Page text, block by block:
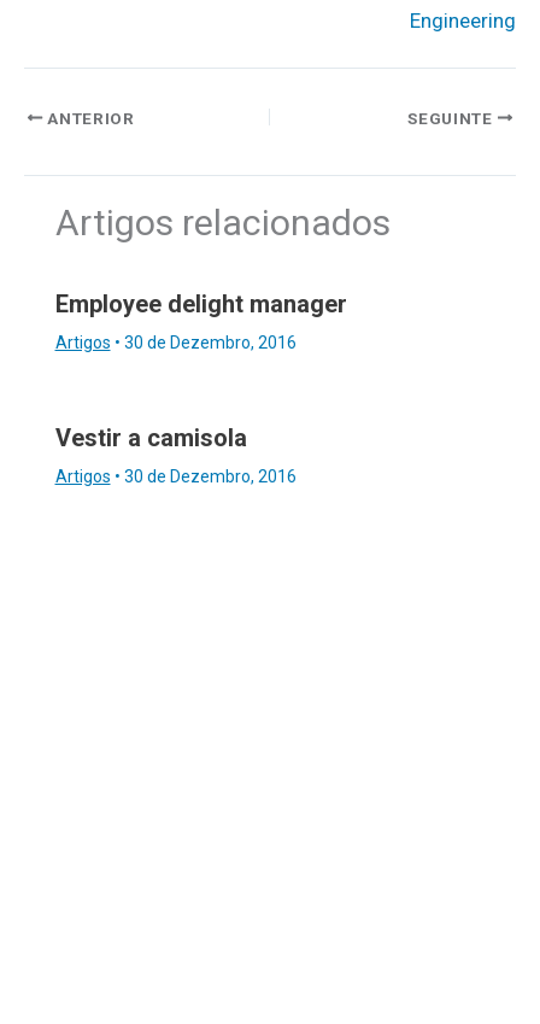
Engineering
ANTERIOR SEGUINTE
Artigos relacionados
Employee delight manager
Artigos • 30 de Dezembro, 2016
Vestir a camisola
Artigos • 30 de Dezembro, 2016